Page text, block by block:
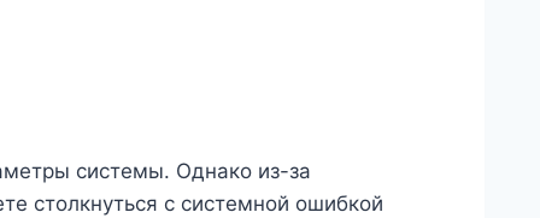
системы. Однако из-за
столкнуться с системной ошибкой